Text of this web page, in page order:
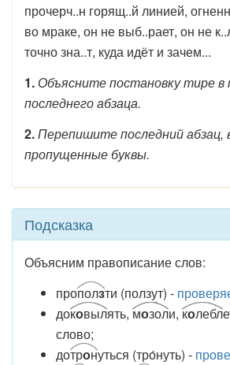
прочерч..н горящ..й линией,
во мраке, он не выб..рает, он не
точно зна..т, куда идёт и зачем...
1. Объясните постановку тире в
последнего абзаца.
2.Перепишите последний абзац,
пропущенные буквы.
Подсказка
Объясним правописание слов:
проползти (ползут) -
доковылять, мозоли, колебл
слово;
дотронуться (тро́нуть) -